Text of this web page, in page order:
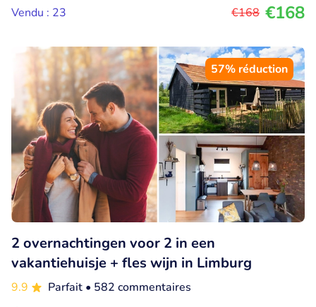
Vendu : 23
€168 €168
57% réduction
2 overnachtingen voor 2 in een
vakantiehuisje + fles wijn in Limburg
9.9 Parfait • 582 commentaires